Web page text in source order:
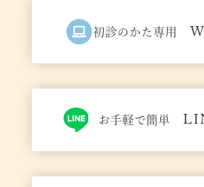
初診のかた専用
お手軽で簡単